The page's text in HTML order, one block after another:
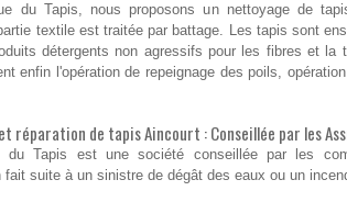
du Tapis, nous proposons un nettoyage de
textile est traitée par battage. Les tapis sont
détergents non agressifs pour les fibres et la
enfin l'opération de repeignage des poils,
réparation de tapis Aincourt : Conseillée par les
du Tapis est une société conseillée par les
fait suite à un sinistre de dégât des eaux ou un